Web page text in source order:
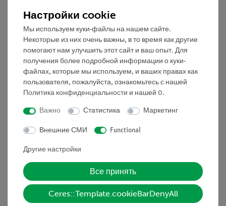
(не входит в комплект поставки): держатель
для солнечной батареи 3,3 x 6,5 см, с
заглушками (06752-08)
Рекомендуемые
принадлежности
элементов (3,3x6,5) см, со
Настройки cookie
Мы используем куки-файлы на нашем сайте.
Некоторые из них очень важны, в то время как другие
помогают нам улучшить этот сайт и ваш опыт. Для
получения более подробной информации о куки-
файлах, которые мы используем, и ваших правах как
пользователя, пожалуйста, ознакомьтесь с нашей
Политика конфиденциальности и нашей 0.
Важно Статистика Маркетинг
Внешние СМИ Functional
Другие настройки
Все принять
Ceres::Template.cookieBarDenyAll